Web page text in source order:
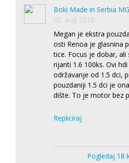
Boki Made in Serbia
05. Aug 2018.
Megan je ekstra
osti Renoa je glasnina
tice. Focus je dobar,
rijanti 1.6 100ks. Ovi
održavanje od 1.5 dci,
pouzdaniji 1.5 dci je
dište. To je motor bez
Repliciraj
Pogledaj 18